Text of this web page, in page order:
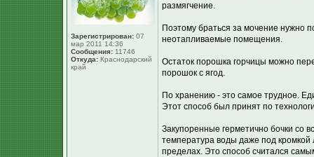
Зарегистрирован: 07
мар 2011 14:36
Сообщения: 11746
Откуда: Краснодарский
край
размягчение.
Поэтому браться за мочение нужно
неотапливаемые помещения.
Остаток порошка горчицы можно
порошок с ягод.
По хранению - это самое трудное.
Этот способ был принят по
Закупоренные герметично бочки со
температура воды даже под
пределах. Это способ считался